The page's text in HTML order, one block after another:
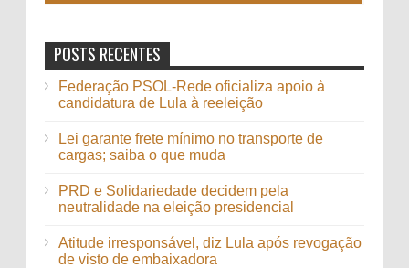
POSTS RECENTES
Federação PSOL-Rede oficializa apoio à
candidatura de Lula à reeleição
Lei garante frete mínimo no transporte de
cargas; saiba o que muda
PRD e Solidariedade decidem pela
neutralidade na eleição presidencial
Atitude irresponsável, diz Lula após revogação
de visto de embaixadora